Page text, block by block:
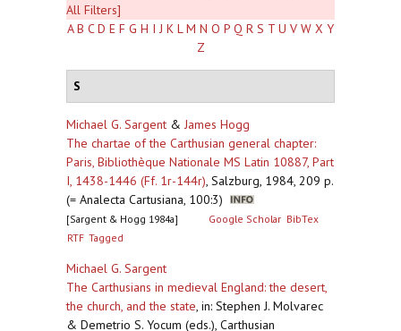
All Filters]
A B C D E F G H I J K L M N O P Q R S T U V W X Y
Z
S
Michael G. Sargent & James Hogg
The chartae of the Carthusian general chapter:
Paris, Bibliothèque Nationale MS Latin 10887, Part
I, 1438-1446 (Ff. 1r-144r), Salzburg, 1984, 209 p.
(= Analecta Cartusiana, 100:3)
[Sargent & Hogg 1984a] Google Scholar BibTex
RTF Tagged
Michael G. Sargent
The Carthusians in medieval England: the desert,
the church, and the state, in: Stephen J. Molvarec
& Demetrio S. Yocum (eds.), Carthusian